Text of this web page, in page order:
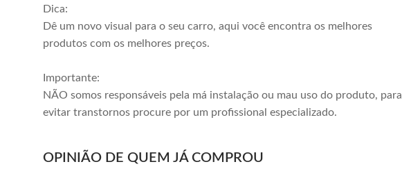
Dica:
Dê um novo visual para o seu carro, aqui você encontra os melhores
produtos com os melhores preços.
Importante:
NÃO somos responsáveis pela má instalação ou mau uso do produto, para
evitar transtornos procure por um profissional especializado.
OPINIÃO DE QUEM JÁ COMPROU